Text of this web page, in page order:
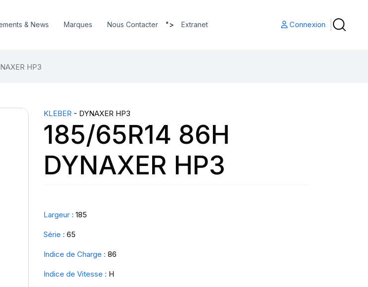
& News Marques Nous Contacter "> Extranet Connexion
HP3
KLEBER - DYNAXER HP3
185/65R14 86H
DYNAXER HP3
Largeur : 185
Série : 65
Indice de Charge : 86
Indice de Vitesse : H